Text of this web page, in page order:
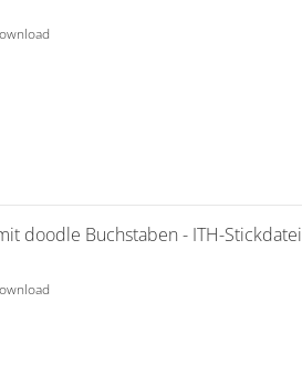
doodle Buchstaben - ITH-Stickdatei